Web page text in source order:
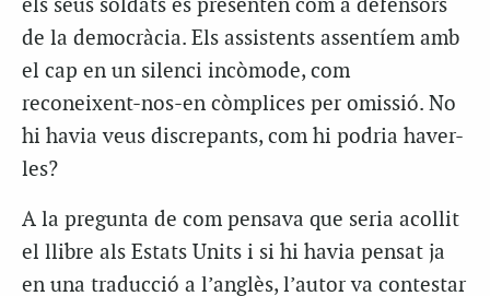
els seus soldats es presenten com a defensors
de la democràcia. Els assistents assentíem amb
el cap en un silenci incòmode, com
reconeixent-nos-en còmplices per omissió. No
hi havia veus discrepants, com hi podria haver-
les?
A la pregunta de com pensava que seria acollit
el llibre als Estats Units i si hi havia pensat ja
en una traducció a l’anglès, l’autor va contestar